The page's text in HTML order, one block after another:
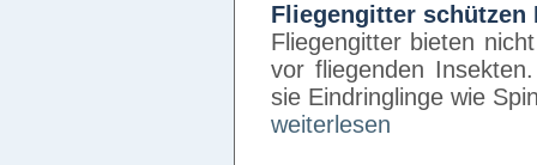
Fliegengitter schützen
Fliegengitter bieten
vor fliegenden
sie Eindringlinge wie
weiterlesen